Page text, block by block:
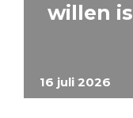
16 juli 2026
willen